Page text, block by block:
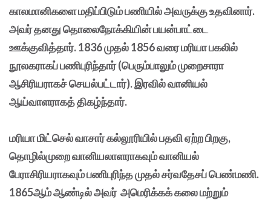
காலமானிகளை மதிப்பிடும் பணியில் அவருக்கு உதவினார்.
அவர் தனது தொலைநோக்கியின் பயன்பாட்டை
ஊக்குவித்தார். 1836 முதல் 1856 வரை மரியா பகலில்
நூலகராகப் பணிபுரிந்தார் (பெரும்பாலும் முறைசாரா
ஆசிரியராகச் செயல்பட்டார்). இரவில் வானியல்
ஆய்வாளராகத் திகழ்ந்தார்.
மரியா மிட்செல் வாசார் கல்லூரியில் பதவி ஏற்ற பிறகு,
தொழில்முறை வானியலாளராகவும் வானியல்
பேராசிரியராகவும் பணிபுரிந்த முதல் சர்வதேசப் பெண்மணி.
1865ஆம் ஆண்டில் அவர் அமெரிக்கக் கலை மற்றும்